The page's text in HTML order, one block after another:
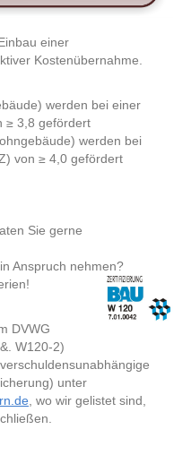
einer
Kostenübernahme.
werden bei einer
≥ 3,8 gefördert
werden bei
von ≥ 4,0 gefördert
Sie gerne
Anspruch nehmen?
DVWG
W120-2)
unter
, wo wir gelistet sind,